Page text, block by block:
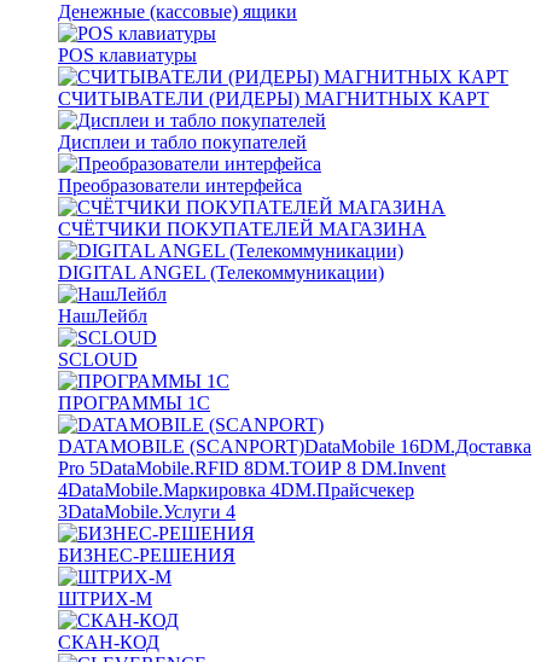
Денежные (кассовые) ящики
POS клавиатуры
СЧИТЫВАТЕЛИ (РИДЕРЫ) МАГНИТНЫХ КАРТ
Дисплеи и табло покупателей
Преобразователи интерфейса
СЧЁТЧИКИ ПОКУПАТЕЛЕЙ МАГАЗИНА
DIGITAL ANGEL (Телекоммуникации)
НашЛейбл
SCLOUD
ПРОГРАММЫ 1С
DATAMOBILE (SCANPORT)DataMobile 16DM.Доставка
Pro 5DataMobile.RFID 8DM.ТОИР 8 DM.Invent
4DataMobile.Маркировка 4DM.Прайсчекер
3DataMobile.Услуги 4
БИЗНЕС-РЕШЕНИЯ
ШТРИХ-М
СКАН-КОД